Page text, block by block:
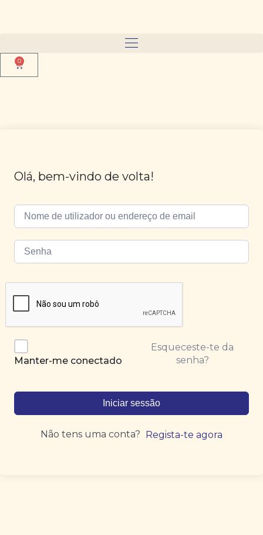
0
Olá, bem-vindo de volta!
Manter-me conectado
Esqueceste-te da
senha?
Iniciar sessão
Não tens uma conta? Regista-te agora